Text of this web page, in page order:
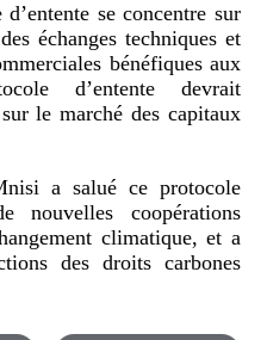
se concentre sur
échanges techniques et
bénéfiques aux
d’entente devrait
le marché des capitaux
a salué ce protocole
nouvelles coopérations
climatique, et a
des droits carbones